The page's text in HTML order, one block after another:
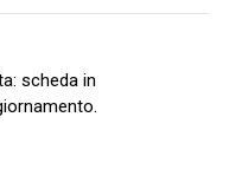
scheda in